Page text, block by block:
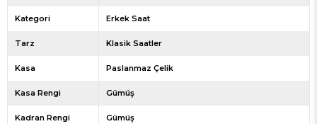
Kategori Erkek Saat
Tarz Klasik Saatler
Kasa Paslanmaz Çelik
Kasa Rengi Gümüş
Kadran Rengi Gümüş